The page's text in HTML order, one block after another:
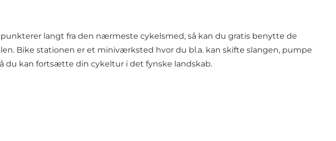
langt fra den nærmeste cykelsmed, så kan du gratis benytte de
Bike stationen er et miniværksted hvor du bl.a. kan skifte slangen, pumpe
kan fortsætte din cykeltur i det fynske landskab.